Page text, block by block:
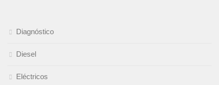
Diagnóstico
Diesel
Eléctricos